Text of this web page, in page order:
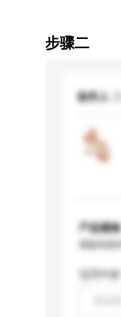
步骤二
收件人
产品规格
适用年龄